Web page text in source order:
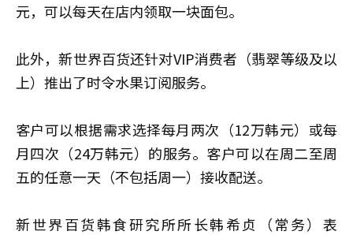
元，可以每天在店内领取一块面包。
此外，新世界百货还针对VIP消费者（翡翠等级及以
上）推出了时令水果订阅服务。
客户可以根据需求选择每月两次（12万韩元）或每
月四次（24万韩元）的服务。客户可以在周二至周
五的任意一天（不包括周一）接收配送。
新世界百货韩食研究所所长韩希贞（常务）表